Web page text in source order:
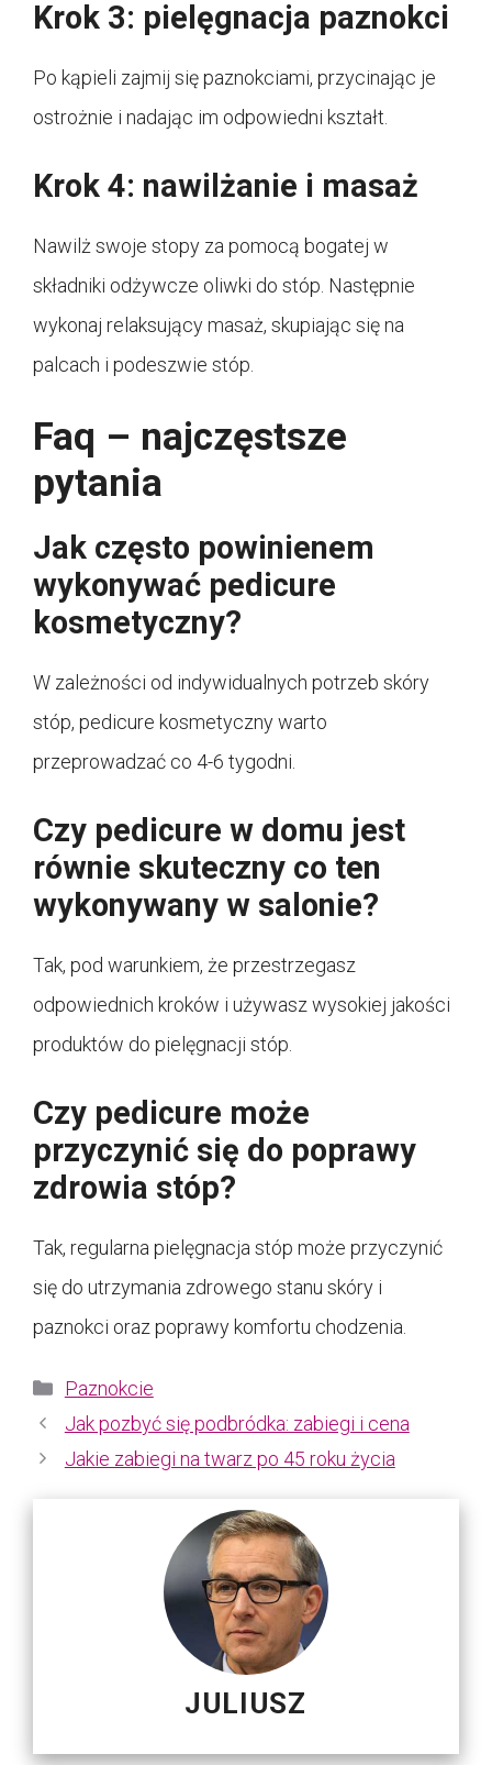
Krok 3: pielęgnacja paznokci
Po kąpieli zajmij się paznokciami, przycinając je
ostrożnie i nadając im odpowiedni kształt.
Krok 4: nawilżanie i masaż
Nawilż swoje stopy za pomocą bogatej w
składniki odżywcze oliwki do stóp. Następnie
wykonaj relaksujący masaż, skupiając się na
palcach i podeszwie stóp.
Faq – najczęstsze
pytania
Jak często powinienem
wykonywać pedicure
kosmetyczny?
W zależności od indywidualnych potrzeb skóry
stóp, pedicure kosmetyczny warto
przeprowadzać co 4-6 tygodni.
Czy pedicure w domu jest
równie skuteczny co ten
wykonywany w salonie?
Tak, pod warunkiem, że przestrzegasz
odpowiednich kroków i używasz wysokiej jakości
produktów do pielęgnacji stóp.
Czy pedicure może
przyczynić się do poprawy
zdrowia stóp?
Tak, regularna pielęgnacja stóp może przyczynić
się do utrzymania zdrowego stanu skóry i
paznokci oraz poprawy komfortu chodzenia.
Kategorie
Paznokcie
Jak pozbyć się podbródka: zabiegi i cena
Jakie zabiegi na twarz po 45 roku życia
JULIUSZ